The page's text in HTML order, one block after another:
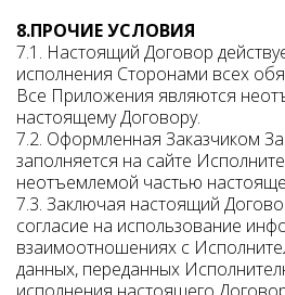
8.ПРОЧИЕ УСЛОВИЯ
7.1. Настоящий Договор
исполнения Сторонами всех
Все Приложения являются
настоящему Договору.
7.2. Оформленная Заказчиком
заполняется на сайте
неотъемлемой частью
7.3. Заключая настоящий
согласие на использование
взаимоотношениях с
данных, переданных